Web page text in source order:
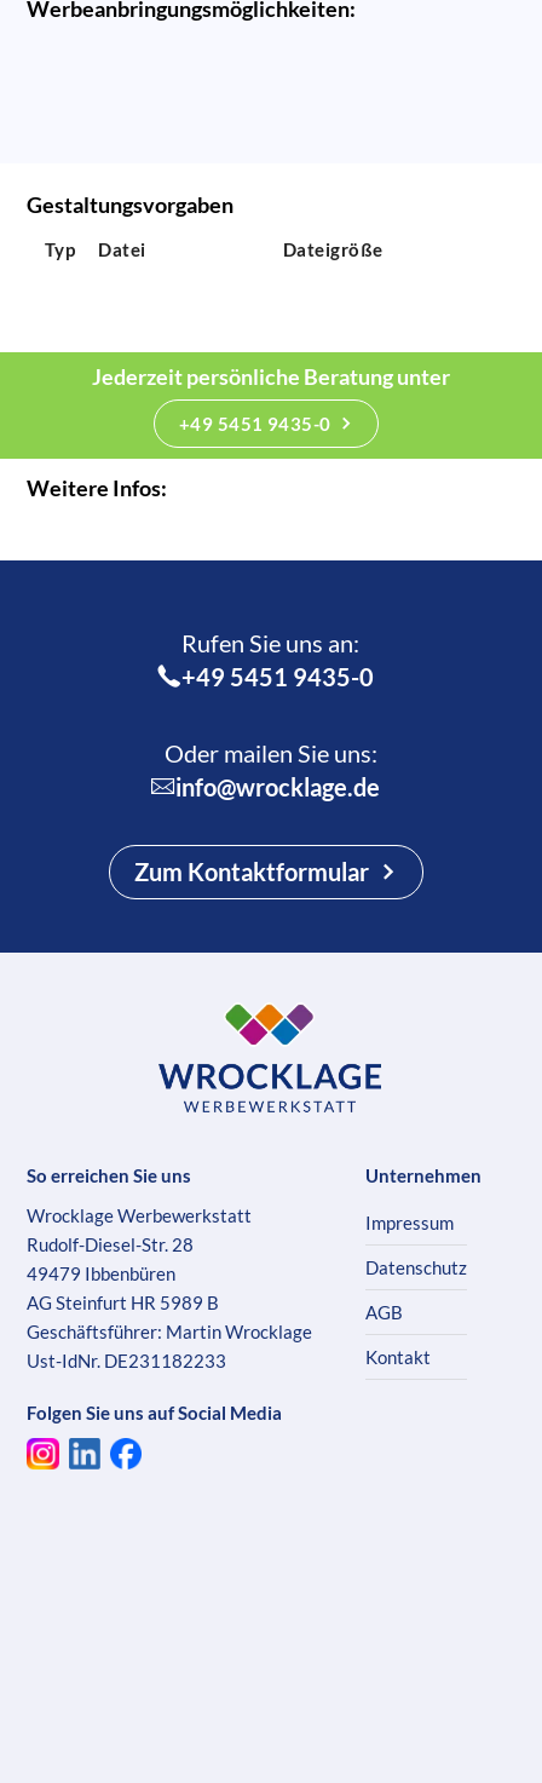
Werbeanbringungsmöglichkeiten:
Gestaltungsvorgaben
Typ Datei Dateigröße
Jederzeit persönliche Beratung unter
+49 5451 9435-0
Weitere Infos:
Rufen Sie uns an:­
+49 5451 9435-0
Oder mailen Sie uns:
info@wrocklage.de
Zum Kontaktformular
So erreichen Sie uns
Wrocklage Werbewerkstatt
Rudolf-Diesel-Str. 28
49479 Ibbenbüren
AG Steinfurt HR 5989 B
Geschäftsführer: Martin Wrocklage
Ust-IdNr. DE231182233
Folgen Sie uns auf Social Media
Unternehmen
Impressum
Datenschutz
AGB
Kontakt